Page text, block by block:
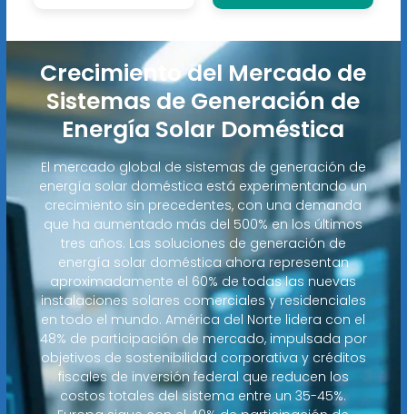
Crecimiento del Mercado de
Sistemas de Generación de
Energía Solar Doméstica
El mercado global de sistemas de generación de
energía solar doméstica está experimentando un
crecimiento sin precedentes, con una demanda
que ha aumentado más del 500% en los últimos
tres años. Las soluciones de generación de
energía solar doméstica ahora representan
aproximadamente el 60% de todas las nuevas
instalaciones solares comerciales y residenciales
en todo el mundo. América del Norte lidera con el
48% de participación de mercado, impulsada por
objetivos de sostenibilidad corporativa y créditos
fiscales de inversión federal que reducen los
costos totales del sistema entre un 35-45%.